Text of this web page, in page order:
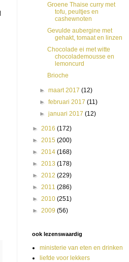
Groene Thaise curry met
tofu, peultjes en
cashewnoten
Gevulde aubergine met
gehakt, tomaat en linzen
Chocolade ei met witte
chocolademousse en
lemoncurd
Brioche
►maart 2017(12)
►februari 2017(11)
►januari 2017(12)
► 2016 (172)
► 2015 (200)
► 2014 (168)
► 2013 (178)
► 2012 (229)
► 2011 (286)
► 2010 (251)
► 2009 (56)
ook lezenswaardig
ministerie van eten en drinken
liefde voor lekkers